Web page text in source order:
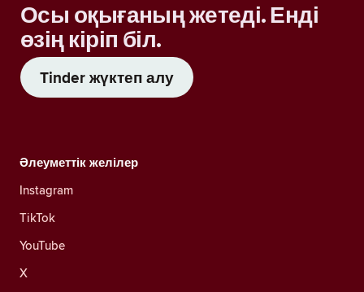
Осы оқығаның жетеді. Енді
өзің кіріп біл.
Tinder жүктеп алу
Әлеуметтік желілер
Instagram
TikTok
YouTube
X